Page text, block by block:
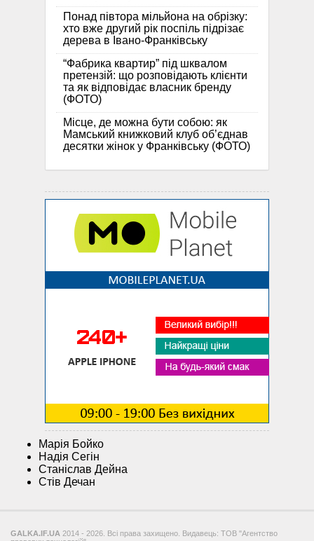
Понад півтора мільйона на обрізку:
хто вже другий рік поспіль підрізає
дерева в Івано-Франківську
“Фабрика квартир” під шквалом
претензій: що розповідають клієнти
та як відповідає власник бренду
(ФОТО)
Місце, де можна бути собою: як
Мамський книжковий клуб об’єднав
десятки жінок у Франківську (ФОТО)
Марія Бойко
Надія Сегін
Станіслав Дейна
Стів Дечан
GALKA.IF.UA 2014 - 2026. Всі права захищено. Видавець: ТОВ "Агентство